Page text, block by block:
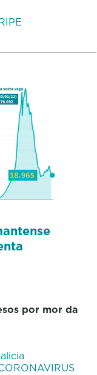
por mor da